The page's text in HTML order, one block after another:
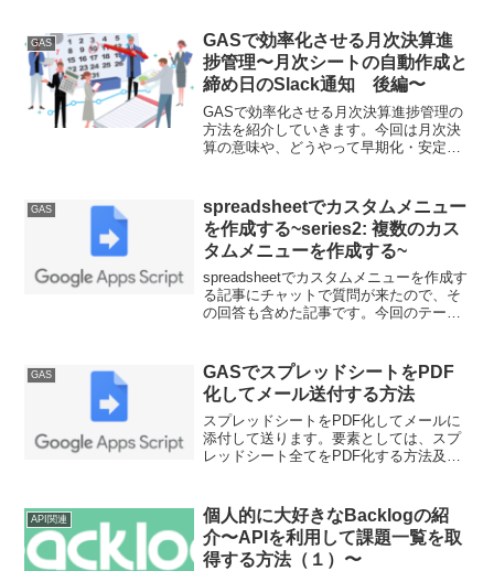
始められるワークフローツールの簡易版
として、稟議書管理及び台帳作成の方法
を説明。
GAS
GASで効率化させる月次決算進
捗管理〜月次シートの自動作成と
締め日のSlack通知 後編〜
GASで効率化させる月次決算進捗管理の
方法を紹介していきます。今回は月次決
算の意味や、どうやって早期化・安定化
法を紹介します。
GAS
spreadsheetでカスタムメニュー
を作成する~series2: 複数のカス
タムメニューを作成する~
spreadsheetでカスタムメニューを作成す
る記事にチャットで質問が来たので、そ
の回答も含めた記事です。今回のテーマ
紹介していきます。
GAS
GASでスプレッドシートをPDF
化してメール送付する方法
スプレッドシートをPDF化してメールに
添付して送ります。要素としては、スプ
レッドシート全てをPDF化する方法及び
ないことが学べます。export?formatを利
用すると、PDF/csvなどのファイルの作
成も可能になります。
API関連
個人的に大好きなBacklogの紹
介〜APIを利用して課題一覧を取
得する方法（１）〜